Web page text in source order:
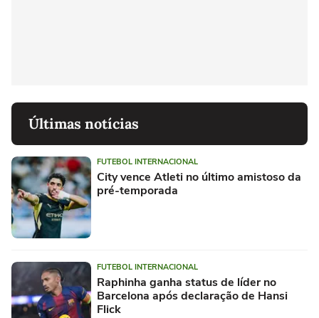
Últimas notícias
FUTEBOL INTERNACIONAL
City vence Atleti no último amistoso da
pré-temporada
FUTEBOL INTERNACIONAL
Raphinha ganha status de líder no
Barcelona após declaração de Hansi
Flick